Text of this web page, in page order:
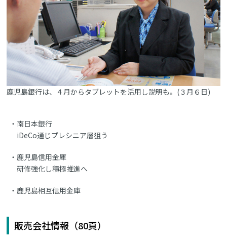
鹿児島銀行は、４月からタブレットを活用し説明も。(３月６日)
南日本銀行
iDeCo通じプレシニア層狙う
鹿児島信用金庫
研修強化し積極推進へ
鹿児島相互信用金庫
販売会社情報（80頁）